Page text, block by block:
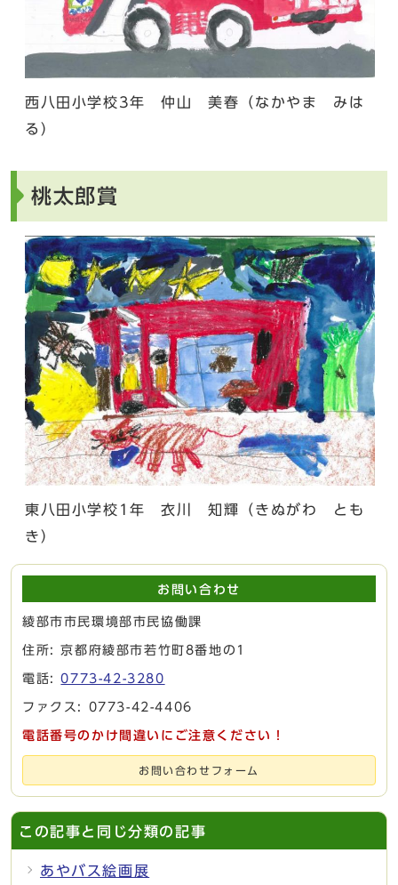
西八田小学校3年 仲山 美春（なかやま みは
る）
桃太郎賞
東八田小学校1年 衣川 知輝（きぬがわ とも
き）
お問い合わせ
綾部市市民環境部市民協働課
住所: 京都府綾部市若竹町8番地の1
電話:0773-42-3280
ファクス: 0773-42-4406
電話番号のかけ間違いにご注意ください！
お問い合わせフォーム
この記事と同じ分類の記事
あやバス絵画展